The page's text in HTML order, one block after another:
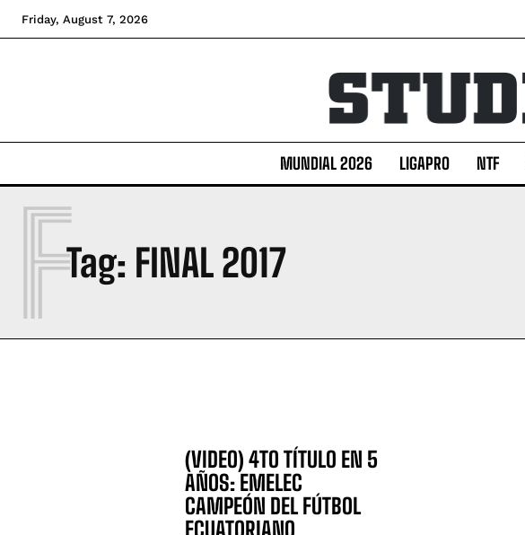
Friday, August 7, 2026
MUNDIAL 2026 LIGAPRO NTF
Tag: FINAL 2017
F
(VIDEO) 4TO TÍTULO EN 5
AÑOS: EMELEC
CAMPEÓN DEL FÚTBOL
ECUATORIANO